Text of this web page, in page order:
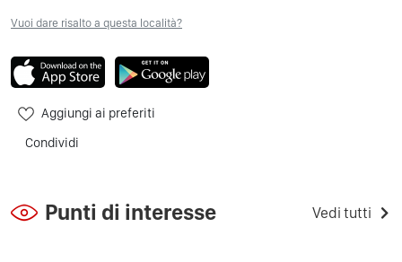
Vuoi dare risalto a questa località?
Aggiungi ai preferiti
Condividi
Punti di interesse Vedi tutti